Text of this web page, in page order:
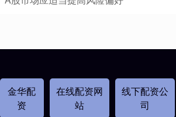
金华配
资
在线配资网
站
线下配资公
司